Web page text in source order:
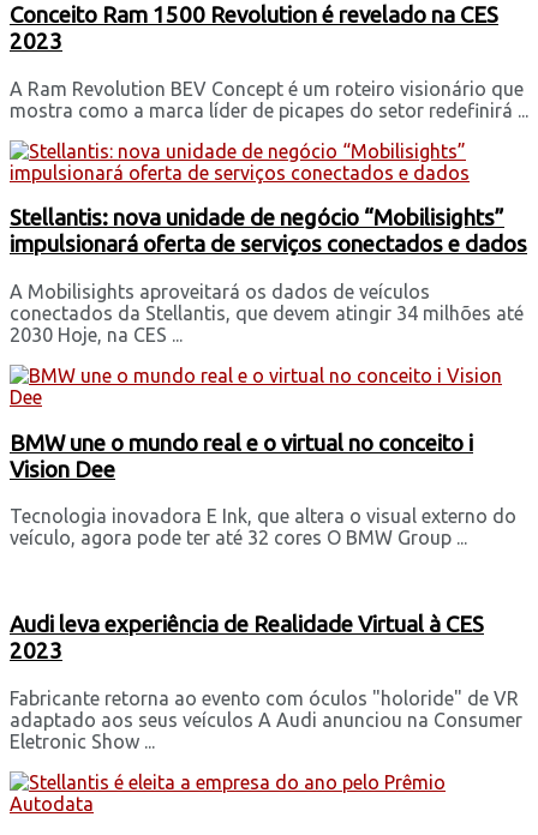
Conceito Ram 1500 Revolution é revelado na CES
2023
A Ram Revolution BEV Concept é um roteiro visionário que
mostra como a marca líder de picapes do setor redefinirá ...
Stellantis: nova unidade de negócio “Mobilisights”
impulsionará oferta de serviços conectados e dados
A Mobilisights aproveitará os dados de veículos
conectados da Stellantis, que devem atingir 34 milhões até
2030 Hoje, na CES ...
BMW une o mundo real e o virtual no conceito i
Vision Dee
Tecnologia inovadora E Ink, que altera o visual externo do
veículo, agora pode ter até 32 cores O BMW Group ...
Audi leva experiência de Realidade Virtual à CES
2023
Fabricante retorna ao evento com óculos "holoride" de VR
adaptado aos seus veículos A Audi anunciou na Consumer
Eletronic Show ...